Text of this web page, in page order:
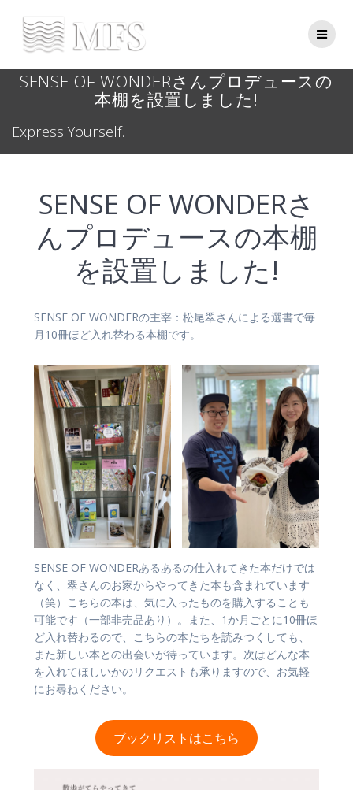
SENSE OF WONDERさんプロデュースの
本棚を設置しました!
Express Yourself.
SENSE OF WONDERさ
んプロデュースの本棚
を設置しました!
SENSE OF WONDERの主宰：松尾翠さんによる選書で毎
月10冊ほど入れ替わる本棚です。
SENSE OF WONDERあるあるの仕入れてきた本だけでは
なく、翠さんのお家からやってきた本も含まれています
（笑）こちらの本は、気に入ったものを購入することも
可能です（一部非売品あり）。また、1か月ごとに10冊ほ
ど入れ替わるので、こちらの本たちを読みつくしても、
また新しい本との出会いが待っています。次はどんな本
を入れてほしいかのリクエストも承りますので、お気軽
にお尋ねください。
ブックリストはこちら